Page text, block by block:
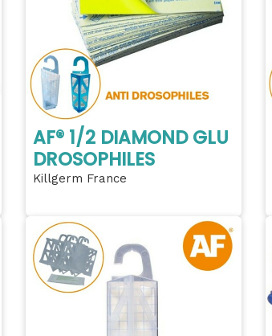
AF® 1/2 DIAMOND GLU
DROSOPHILES
Killgerm France